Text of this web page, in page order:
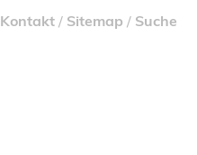
Kontakt / Sitemap / Suche